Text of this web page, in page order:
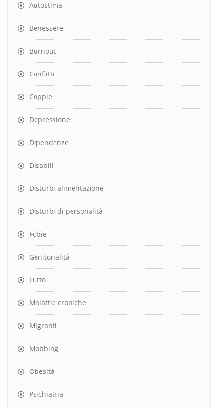
Autostima
Benessere
Burnout
Conflitti
Coppie
Depressione
Dipendenze
Disabili
Disturbi alimentazione
Disturbi di personalità
Fobie
Genitorialità
Lutto
Malattie croniche
Migranti
Mobbing
Obesità
Psichiatria